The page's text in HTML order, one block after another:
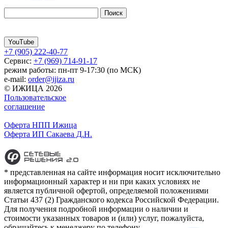
YouTube
+7 (905) 222-40-77
Сервис: +7 (969) 714-91-17
режим работы: пн-пт 9-17:30 (по МСК)
e-mail: order@ijiza.ru
© ИЖИЦА 2026
Пользовательское
соглашение
Оферта НПП Ижица
Оферта ИП Сакаева Д.Н.
* представленная на сайте информация носит исключительно
информационный характер и ни при каких условиях не
является публичной офертой, определяемой положениями
Статьи 437 (2) Гражданского кодекса Российской Федерации.
Для получения подробной информации о наличии и
стоимости указанных товаров и (или) услуг, пожалуйста,